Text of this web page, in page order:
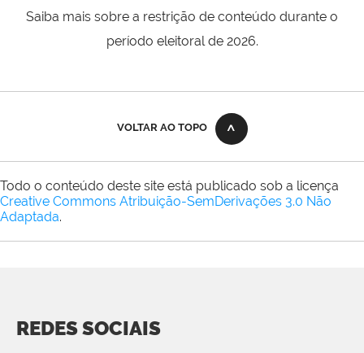
Saiba mais sobre a restrição de conteúdo durante o
período eleitoral de 2026.
VOLTAR AO TOPO
Todo o conteúdo deste site está publicado sob a licença
Creative Commons Atribuição-SemDerivações 3.0 Não
Adaptada.
REDES SOCIAIS